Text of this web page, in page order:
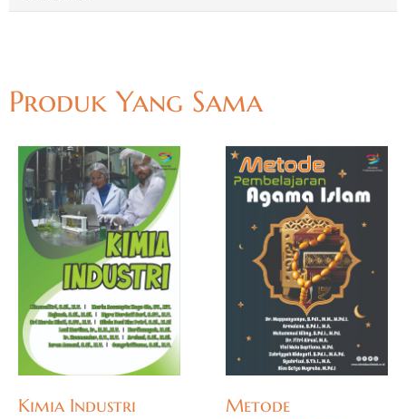
Produk Yang Sama
Kimia Industri
Metode